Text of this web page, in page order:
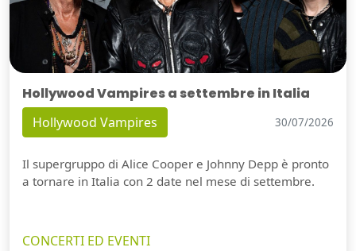
Hollywood Vampires a settembre in Italia
Hollywood Vampires 30/07/2026
Il supergruppo di Alice Cooper e Johnny Depp è pronto
a tornare in Italia con 2 date nel mese di settembre.
CONCERTI ED EVENTI